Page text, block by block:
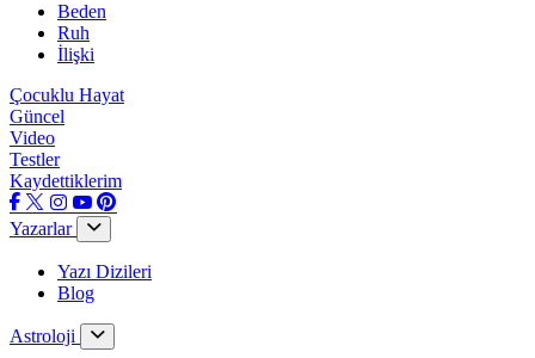
Beden
Ruh
İlişki
Çocuklu Hayat
Güncel
Video
Testler
Kaydettiklerim
Yazarlar
Yazı Dizileri
Blog
Astroloji